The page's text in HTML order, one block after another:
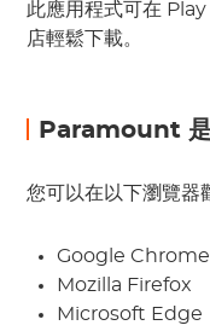
此應用程式可在
店輕鬆下載。
Paramount 是
您可以在以下瀏覽器
Google Chrome
Mozilla Firefox
Microsoft Edge